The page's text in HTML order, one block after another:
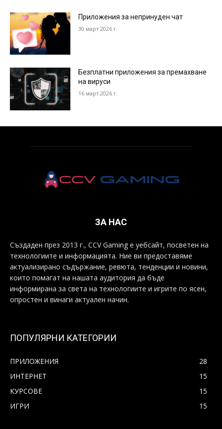
Приложения за непринуден чат
30 март 2026 г.
Безплатни приложения за премахване
на вируси
16 март 2026 г.
ЗА НАС
Създаден през 2013 г., CCV Gaming е уебсайт, посветен на
технологиите и информацията. Ние ви предоставяме
актуализирано съдържание, ревюта, тенденции и новини,
които помагат на нашата аудитория да бъде
информирана за света на технологиите и игрите по ясен,
опростен и винаги актуален начин.
ПОПУЛЯРНИ КАТЕГОРИИ
ПРИЛОЖЕНИЯ
28
ИНТЕРНЕТ
15
КУРСОВЕ
15
ИГРИ
15